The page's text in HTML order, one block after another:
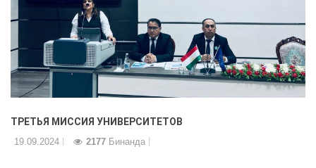
ТРЕТЬЯ МИССИЯ УНИВЕРСИТЕТОВ
19.09.2024 2177 Бинанда